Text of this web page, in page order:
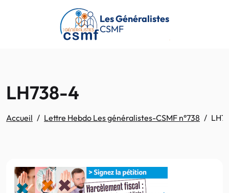
Passer au contenu principal
Les Généralistes
CSMF
LH738-4
Accueil Lettre Hebdo Les généralistes-CSMF n°738